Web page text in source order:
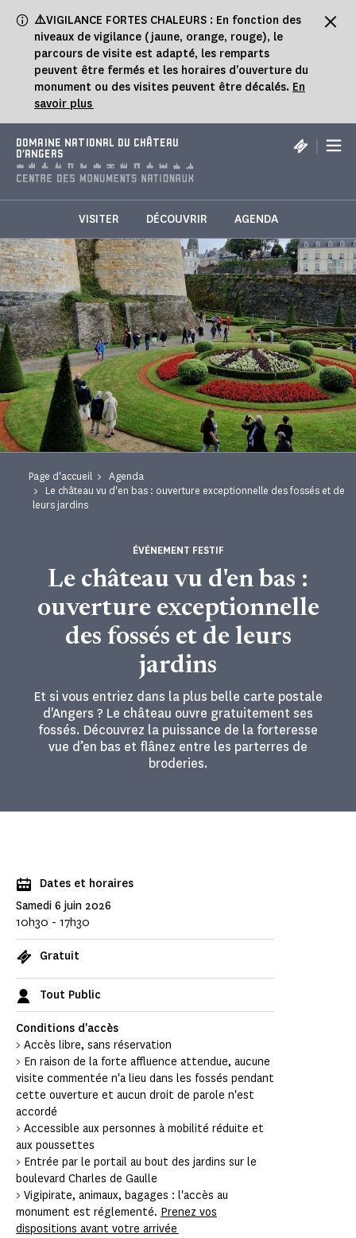
⚠️VIGILANCE FORTES CHALEURS : En fonction des
niveaux de vigilance (jaune, orange, rouge), le
parcours de visite est adapté, les remparts
peuvent être fermés et les horaires d'ouverture du
monument ou des visites peuvent être décalés. En
savoir plus
DOMAINE NATIONAL DU CHÂTEAU
D'ANGERS
|
VISITER DÉCOUVRIR AGENDA
Page d'accueil
Agenda
Le château vu d'en bas : ouverture exceptionnelle des fossés et de
leurs jardins
Le château vu d'en bas :
ouverture exceptionnelle
des fossés et de leurs
jardins
ÉVÉNEMENT FESTIF
Et si vous entriez dans la plus belle carte postale
d'Angers ? Le château ouvre gratuitement ses
fossés. Découvrez la puissance de la forteresse
vue d’en bas et flânez entre les parterres de
broderies.
Dates et horaires
Samedi 6 juin 2026
10h30 - 17h30
Gratuit
Tout Public
Conditions d'accès
> Accès libre, sans réservation
> En raison de la forte affluence attendue, aucune
visite commentée n'a lieu dans les fossés pendant
cette ouverture et aucun droit de parole n'est
accordé
> Accessible aux personnes à mobilité réduite et
aux poussettes
> Entrée par le portail au bout des jardins sur le
boulevard Charles de Gaulle
> Vigipirate, animaux, bagages : l'accès au
monument est réglementé. Prenez vos
dispositions avant votre arrivée